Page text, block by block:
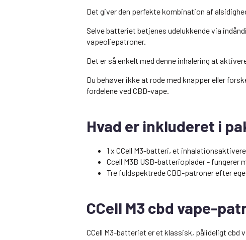
Det giver den perfekte kombination af
Selve batteriet betjenes udelukkende via
vapeoliepatroner.
Det er så enkelt med denne inhalering at
Du behøver ikke at rode med knapper eller
fordelene ved CBD-vape.
Hvad er inkluderet i
1 x CCell M3-batteri, et
Ccell M3B USB-batterioplader - fungerer
Tre fuldspektrede CBD-patroner efter
CCell M3 cbd vape-
CCell M3-batteriet er et klassisk, pålideligt cbd